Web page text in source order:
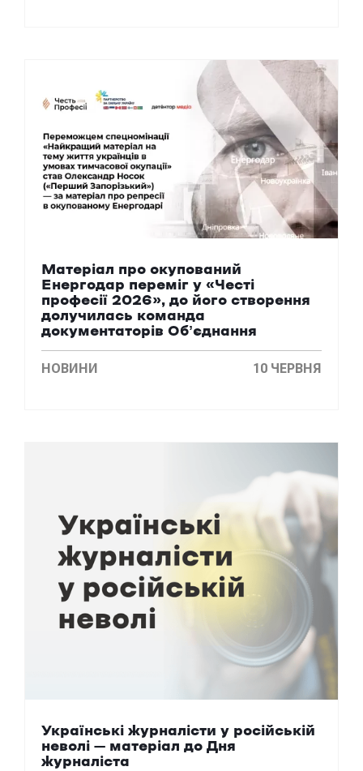
Матеріал про окупований
Енергодар переміг у «Честі
професії 2026», до його створення
долучилась команда
документаторів Обʼєднання
НОВИНИ 10 ЧЕРВНЯ
Українські журналісти у російській
неволі – матеріал до Дня
журналіста